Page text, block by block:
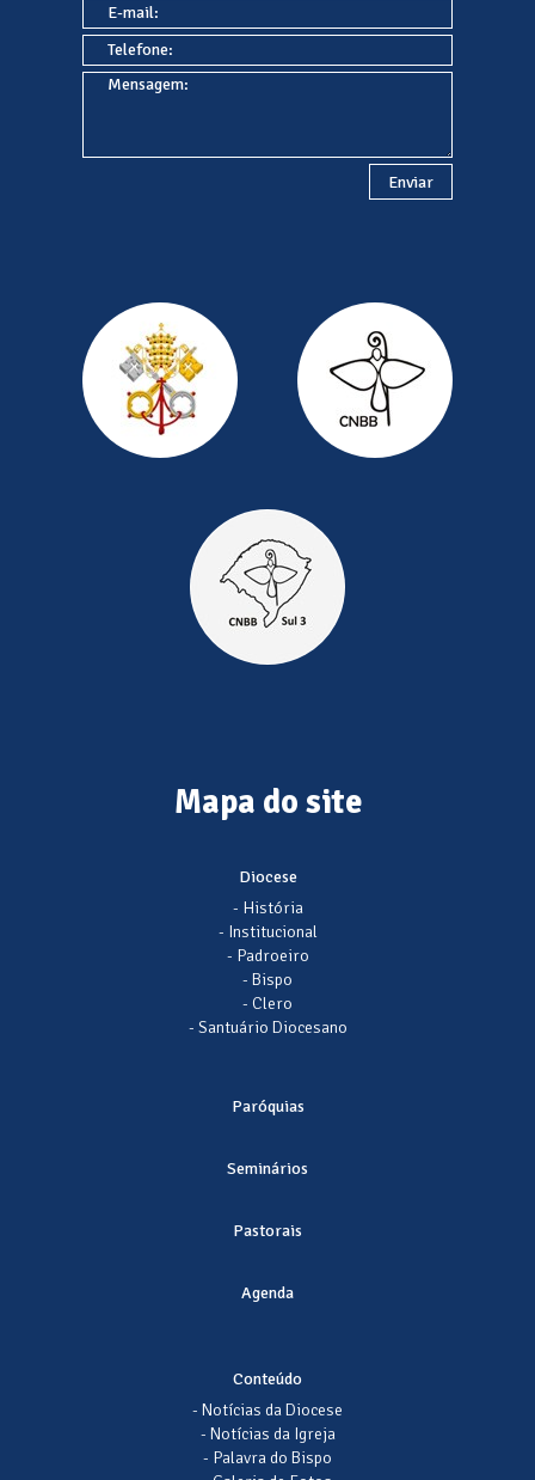
Mapa do site
Diocese
- História
- Institucional
- Padroeiro
- Bispo
- Clero
- Santuário Diocesano
Paróquias
Seminários
Pastorais
Agenda
Conteúdo
- Notícias da Diocese
- Notícias da Igreja
- Palavra do Bispo